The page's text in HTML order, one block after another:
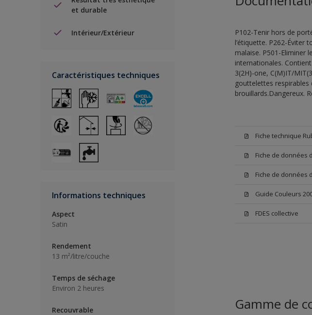
et durable
Intérieur/Extérieur
Caractéristiques techniques
Informations techniques
Aspect
Satin
Rendement
13 m²/litre/couche
Temps de séchage
Environ 2 heures
Recouvrable
P102-Tenir hors de
l’étiquette. P262-Éviter
malaise. P501-Eliminer
internationales.
3(2H)-one, C(M)IT/
gouttelettes respirables
brouillards.Dangereux.
Fiche technique
Fiche de données
Fiche de données
Guide Couleurs
FDES collective
Gamme de